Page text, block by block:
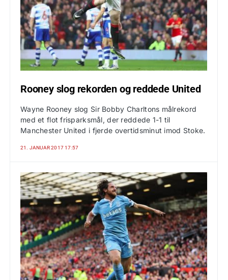
Rooney slog rekorden og reddede United
Wayne Rooney slog Sir Bobby Charltons målrekord
med et flot frisparksmål, der reddede 1-1 til
Manchester United i fjerde overtidsminut imod Stoke.
21. JANUAR 2017 17:57